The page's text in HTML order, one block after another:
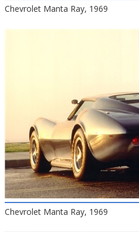
Chevrolet Manta Ray, 1969
Chevrolet Manta Ray, 1969